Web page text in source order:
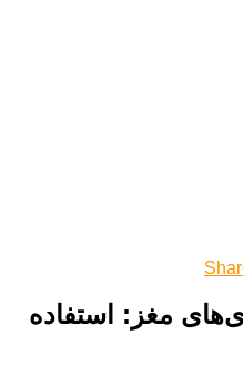
مغز: استفاده